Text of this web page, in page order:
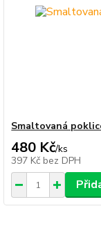
Smaltovaná
480 Kč/ks
397 Kč bez DPH